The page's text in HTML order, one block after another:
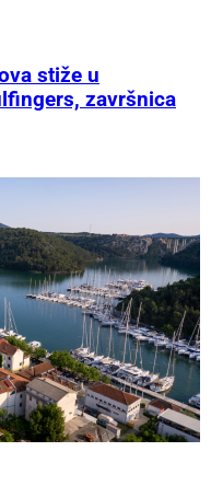
stiže u
završnica